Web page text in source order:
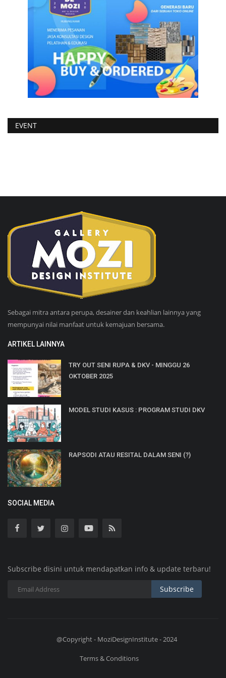
EVENT
Sebagai mitra antara perupa, desainer dan keahlian lainnya yang
mempunyai nilai manfaat untuk kemajuan bersama.
ARTIKEL LAINNYA
TRY OUT SENI RUPA & DKV - MINGGU 26
OKTOBER 2025
MODEL STUDI KASUS : PROGRAM STUDI DKV
RAPSODI ATAU RESITAL DALAM SENI (?)
SOCIAL MEDIA
Subscribe disini untuk mendapatkan info & update terbaru!
Subscribe
@Copyright - MoziDesignInstitute - 2024
Terms & Conditions